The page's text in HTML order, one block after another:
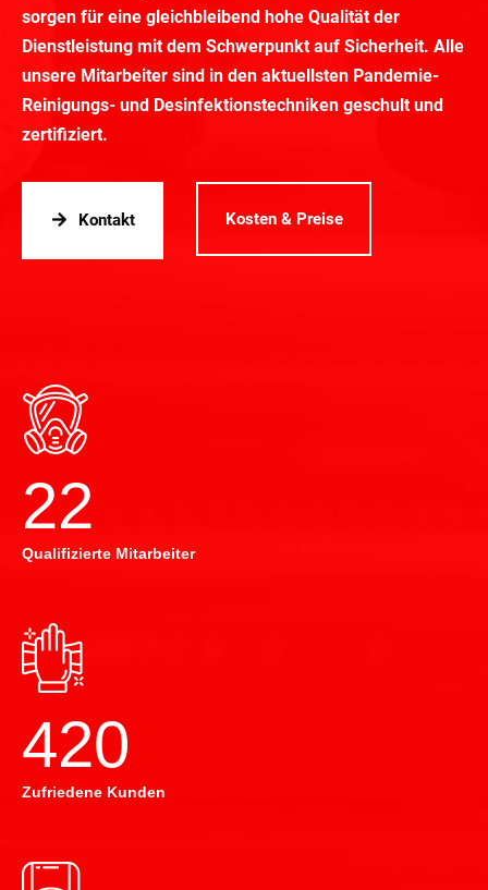
sorgen für eine gleichbleibend hohe Qualität der
Dienstleistung mit dem Schwerpunkt auf Sicherheit. Alle
unsere Mitarbeiter sind in den aktuellsten Pandemie-
Reinigungs- und Desinfektionstechniken geschult und
zertifiziert.
Kontakt Kosten & Preise
22
Qualifizierte Mitarbeiter
420
Zufriedene Kunden